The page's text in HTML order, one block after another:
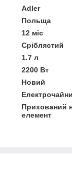
Adler
Польща
12 міс
Сріблястий
1.7 л
2200 Вт
Новий
Прихований
елемент